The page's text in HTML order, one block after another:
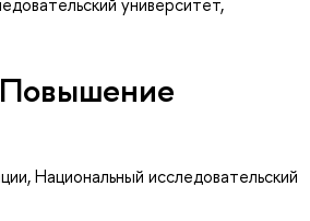
, Национальный исследовательский